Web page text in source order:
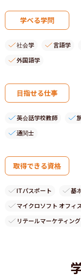
学べる学問
社会学 言語学
外国語学
目指せる仕事
英会話学校教師
通関士
取得できる資格
ITパスポート
基
マイクロソフト オフィ
リテールマーケティン